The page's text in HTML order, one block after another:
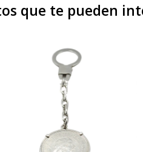
que te pueden